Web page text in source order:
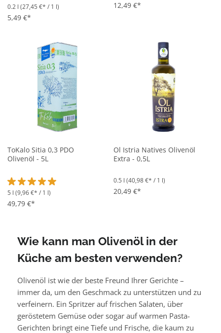
Durchschnittliche Bewertung von 5 von 5 Sternen
0.2 l (27,45 €* / 1 l)
5,49 €*
12,49 €*
ToKalo Sitia 0,3 PDO
Olivenöl - 5L
Durchschnittliche Bewertung von 5 von 5 Sternen
5 l (9,96 €* / 1 l)
49,79 €*
Ol Istria Natives Olivenöl
Extra - 0,5L
0.5 l (40,98 €* / 1 l)
20,49 €*
Wie kann man Olivenöl in der
Küche am besten verwenden?
Olivenöl ist wie der beste Freund Ihrer Gerichte –
immer da, um den Geschmack zu unterstützen und zu
verfeinern. Ein Spritzer auf frischen Salaten, über
geröstetem Gemüse oder sogar auf warmen Pasta-
Gerichten bringt eine Tiefe und Frische, die kaum zu